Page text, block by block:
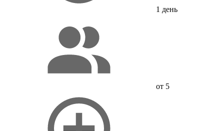
1 день
от 5